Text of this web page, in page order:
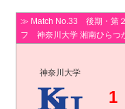
≫ Match No.33 後期・第
フ 神奈川大学 湘南ひらつ
神奈川大学
1